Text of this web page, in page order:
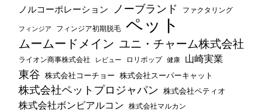
ノルコーポレーション ノーブランド ファクタリング
フィンジア フィンジア初期脱毛 ペット
ムームードメイン ユニ・チャーム株式会社
ライオン商事株式会社 レビュー ロリポップ 健康 山崎実業
東谷 株式会社コーチョー 株式会社スーパーキャット
株式会社ペットプロジャパン 株式会社ペティオ
株式会社ボンビアルコン 株式会社マルカン